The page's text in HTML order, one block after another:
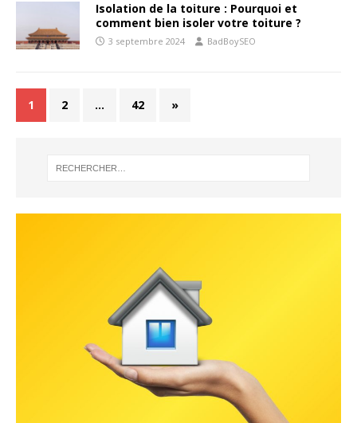
Isolation de la toiture : Pourquoi et
comment bien isoler votre toiture ?
3 septembre 2024 BadBoySEO
1 2 … 42 »